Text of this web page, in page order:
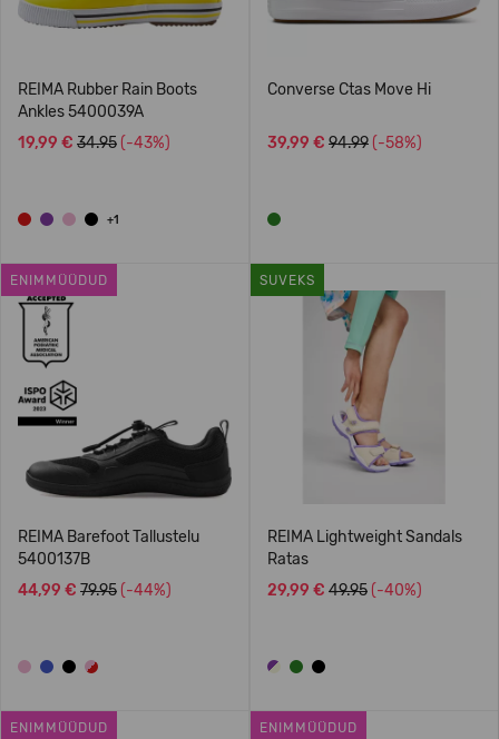
REIMA Rubber Rain Boots
Ankles 5400039A
19,99 € 34.95 (-43%)
+1
Converse Ctas Move Hi
39,99 € 94.99 (-58%)
ENIMMÜÜDUD
REIMA Barefoot Tallustelu
5400137B
44,99 € 79.95 (-44%)
SUVEKS
REIMA Lightweight Sandals
Ratas
29,99 € 49.95 (-40%)
ENIMMÜÜDUD ENIMMÜÜDUD